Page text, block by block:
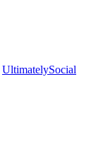
UltimatelySocial